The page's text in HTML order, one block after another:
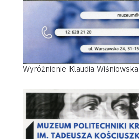
Wyróżnienie Klaudia Wiśniowska